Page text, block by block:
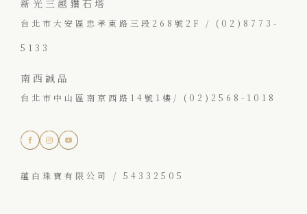
新光三越鑽石塔
台北市大安區忠孝東路三段268號2F / (02)8773-
5133
南西誠品
台北市中山區南京西路14號1樓/ (02)2568-1018
蘊白珠寶有限公司 / 54332505